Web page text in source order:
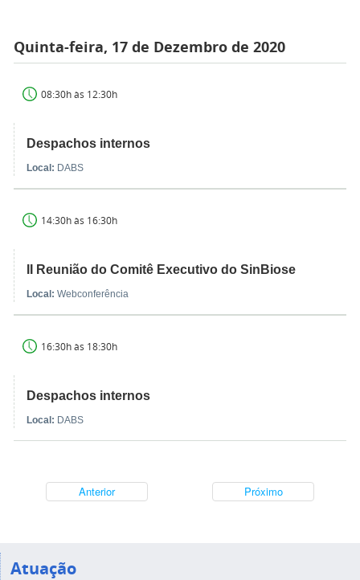
Quinta-feira, 17 de Dezembro de 2020
08:30h às 12:30h
Despachos internos
Local: DABS
14:30h às 16:30h
II Reunião do Comitê Executivo do SinBiose
Local: Webconferência
16:30h às 18:30h
Despachos internos
Local: DABS
Anterior Próximo
Atuação